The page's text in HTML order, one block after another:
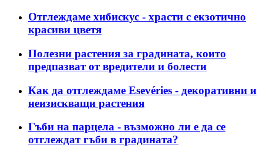
Отглеждаме хибискус - храсти с екзотично
красиви цветя
Полезни растения за градината, които
предпазват от вредители и болести
Как да отглеждаме Esevéries - декоративни и
неизискващи растения
Гъби на парцела - възможно ли е да се
отглеждат гъби в градината?